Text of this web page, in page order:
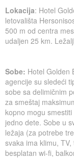
Lokacija: Hotel
letovališta
500 m od centra
udaljen 25 km.
Sobe: Hotel Golden
agencije su sledeći
sobe sa delimičnim
za smeštaj
kopno mogu
jedno dete. Sobe u
ležaja (za potrebe
svaka ima klimu,
besplatan wi-fi,